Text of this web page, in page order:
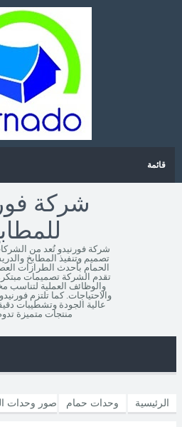
قائمة
شركة
شركة فورنيدو تُعد من
تصميم وتنفيذ المطابخ
الحمام بأحدث الطرازات
تقدم الشركة تصميمات مبتكرة
والوظائف العملية لتناسب
والاحتياجات. كما تلتزم
عالية الجودة وتشطيبات
منتجات متميزة
الرئيسية وحدات حمام صور وحدات